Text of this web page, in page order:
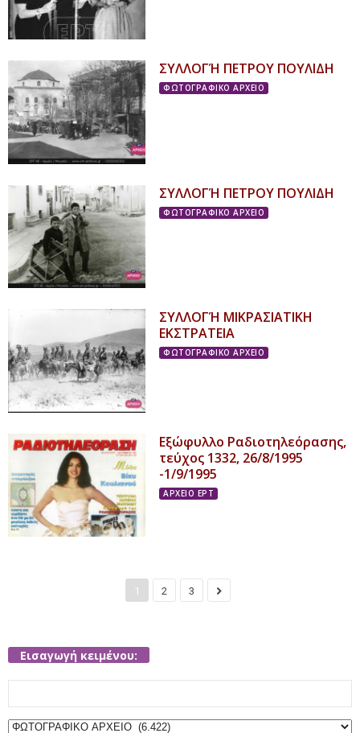
ΣΥΛΛΟΓΉ ΠΕΤΡΟΥ ΠΟΥΛΙΔΗ
ΦΩΤΟΓΡΑΦΙΚΟ ΑΡΧΕΙΟ
ΣΥΛΛΟΓΉ ΠΕΤΡΟΥ ΠΟΥΛΙΔΗ
ΦΩΤΟΓΡΑΦΙΚΟ ΑΡΧΕΙΟ
ΣΥΛΛΟΓΉ ΜΙΚΡΑΣΙΑΤΙΚΗ
ΕΚΣΤΡΑΤΕΙΑ
ΦΩΤΟΓΡΑΦΙΚΟ ΑΡΧΕΙΟ
Εξώφυλλο Ραδιοτηλεόρασης,
τεύχος 1332, 26/8/1995
-1/9/1995
ΑΡΧΕΙΟ ΕΡΤ
1 2 3
Εισαγωγή κειμένου:
for: